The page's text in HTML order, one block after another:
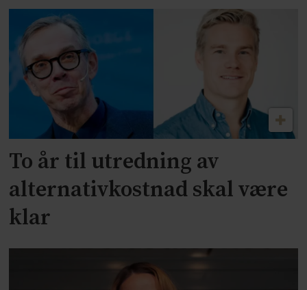
To år til utredning av
alternativkostnad skal være
klar